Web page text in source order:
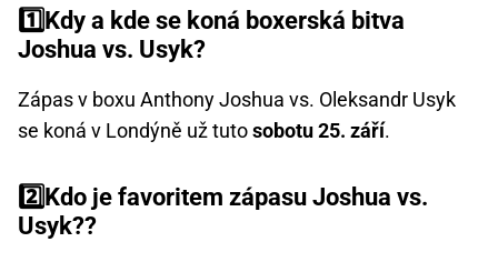
1️⃣Kdy a kde se koná boxerská bitva
Joshua vs. Usyk?
Zápas v boxu Anthony Joshua vs. Oleksandr Usyk
se koná v Londýně už tutosobotu 25. září.
2️⃣Kdo je favoritem zápasu Joshua vs.
Usyk??